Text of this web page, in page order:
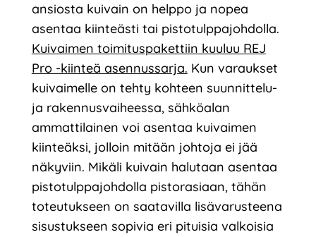
ansiosta kuivain on helppo ja nopea
asentaa kiinteästi tai pistotulppajohdolla.
Kuivaimen toimituspakettiin kuuluu REJ
Pro -kiinteä asennussarja. Kun varaukset
kuivaimelle on tehty kohteen suunnittelu-
ja rakennusvaiheessa, sähköalan
ammattilainen voi asentaa kuivaimen
kiinteäksi, jolloin mitään johtoja ei jää
näkyviin. Mikäli kuivain halutaan asentaa
pistotulppajohdolla pistorasiaan, tähän
toteutukseen on saatavilla lisävarusteena
sisustukseen sopivia eri pituisia valkoisia